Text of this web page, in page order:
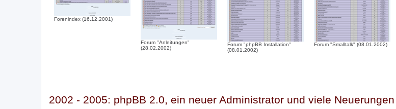
Forenindex (16.12.2001)
Forum "Anleitungen"
(28.02.2002)
Forum "phpBB Installation"
(08.01.2002)
Forum "Smalltalk" (08.01.2002)
2002 - 2005: phpBB 2.0, ein neuer Administrator und viele Neuerungen